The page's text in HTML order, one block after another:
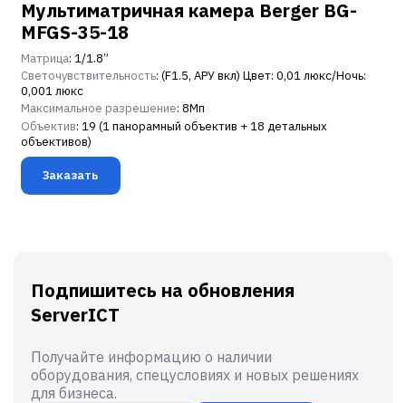
Мультиматричная камера Berger BG-
MFGS-35-18
Матрица: 1/1.8”
Светочувствительность: (F1.5, АРУ вкл) Цвет: 0,01 люкс/Ночь:
0,001 люкс
Максимальное разрешение: 8Мп
Объектив: 19 (1 панорамный объектив + 18 детальных
объективов)
Заказать
Подпишитесь на обновления
ServerICT
Получайте информацию о наличии
оборудования, спецусловиях и новых решениях
для бизнеса.